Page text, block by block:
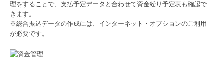
理をすることで、支払予定データと合わせて資金繰り予定表も確認で
きます。
※総合振込データの作成には、インターネット・オプションのご利用
が必要です。